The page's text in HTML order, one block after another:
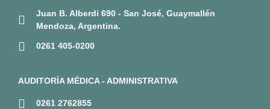
Juan B. Alberdi 690 - San José, Guaymallén
Mendoza, Argentina.
0261 405-0200
AUDITORÍA MÉDICA - ADMINISTRATIVA
0261 2762855